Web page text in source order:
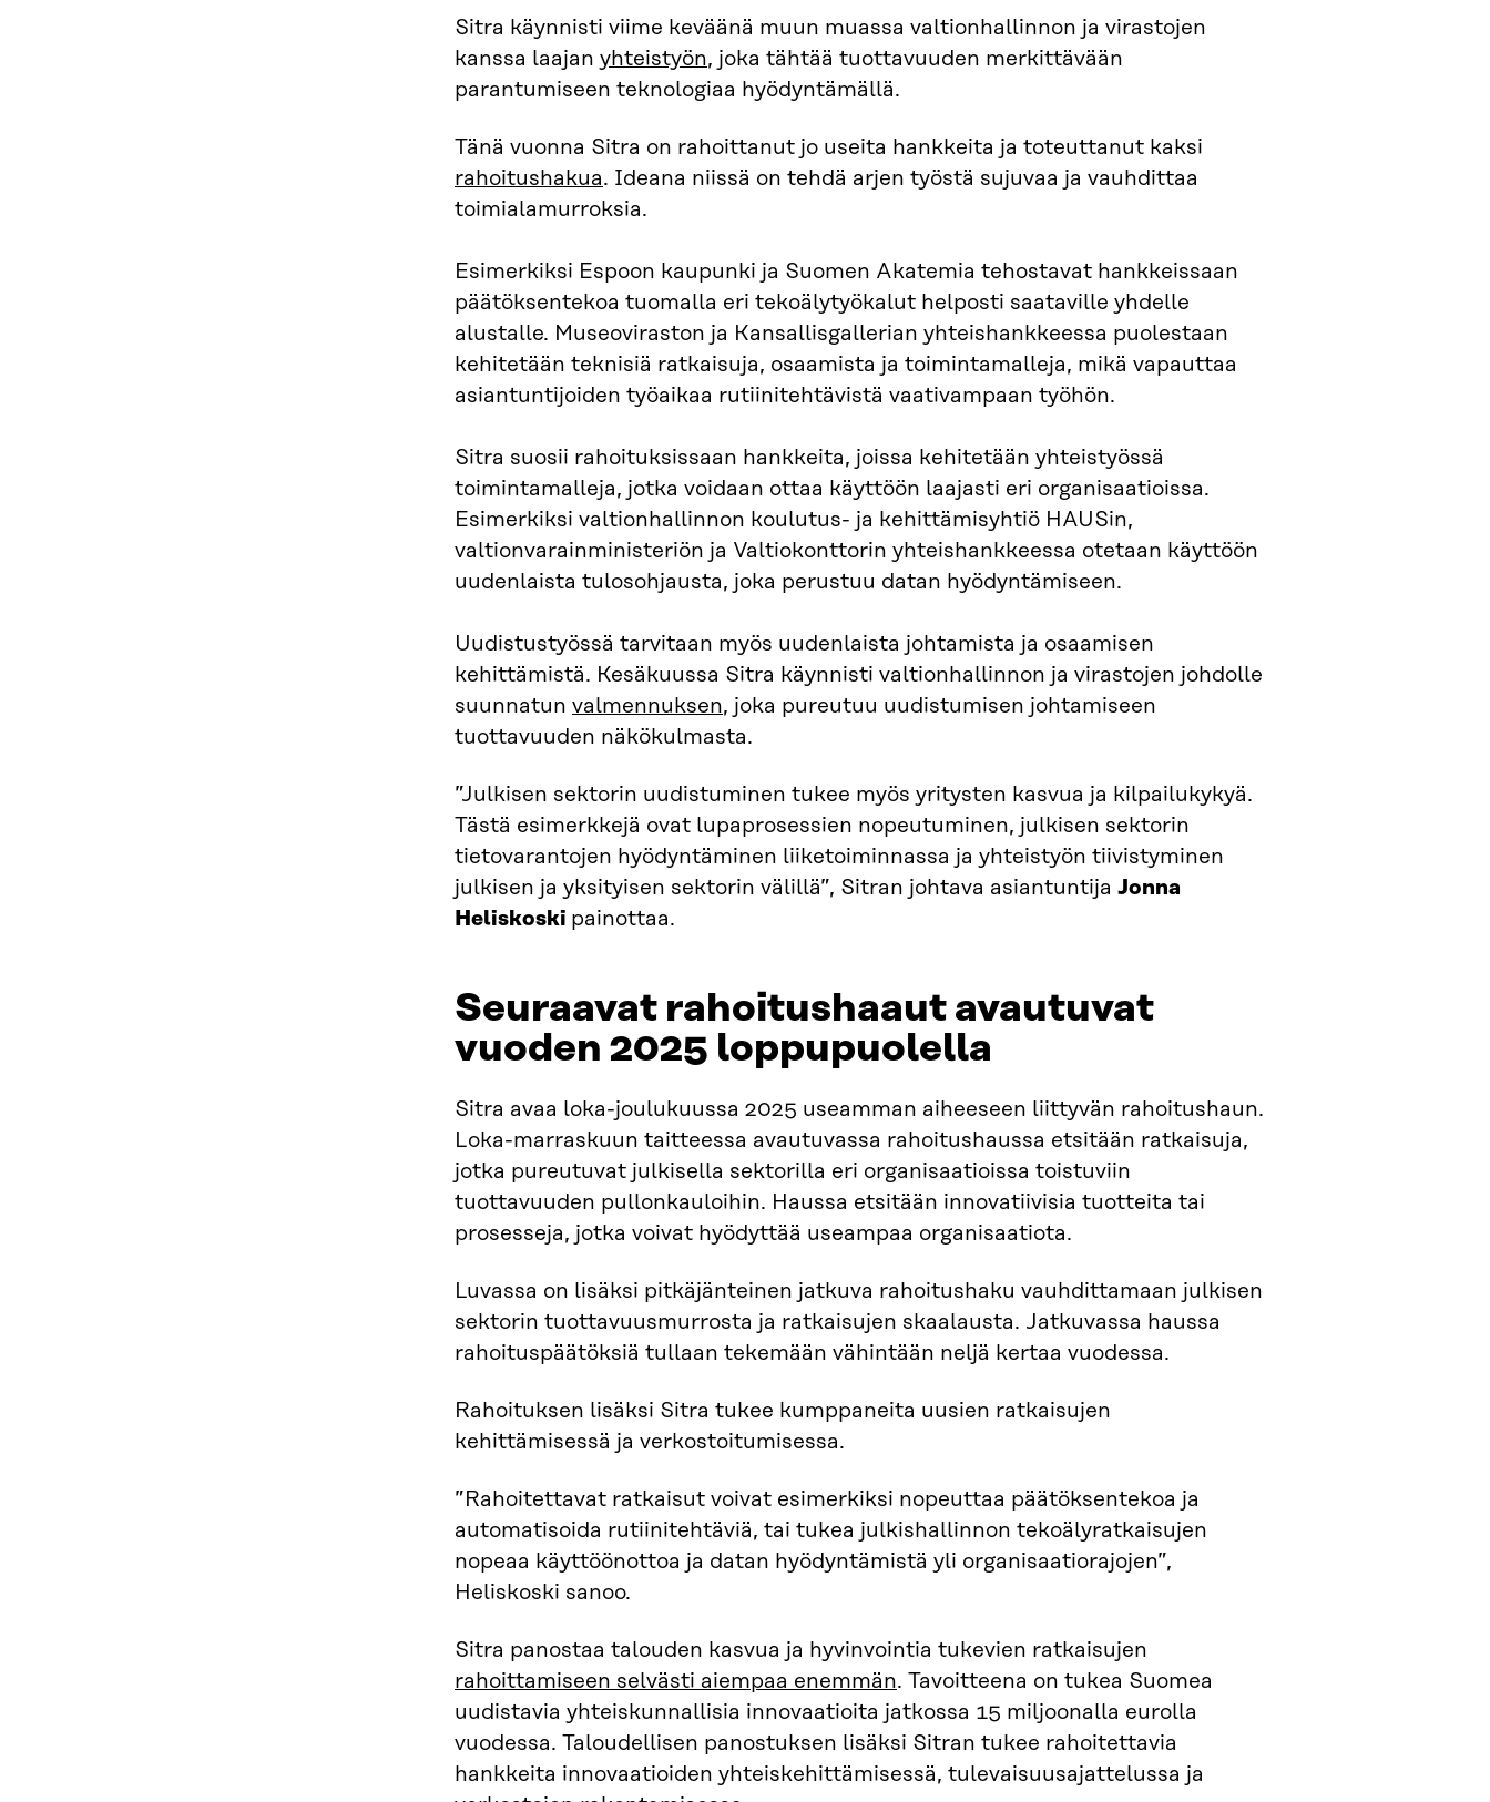
Sitra käynnisti viime keväänä muun muassa valtionhallinnon ja virastojen
kanssa laajan yhteistyön, joka tähtää tuottavuuden merkittävään
parantumiseen teknologiaa hyödyntämällä.
Tänä vuonna Sitra on rahoittanut jo useita hankkeita ja toteuttanut kaksi
rahoitushakua. Ideana niissä on tehdä arjen työstä sujuvaa ja vauhdittaa
toimialamurroksia.
Esimerkiksi Espoon kaupunki ja Suomen Akatemia tehostavat hankkeissaan
päätöksentekoa tuomalla eri tekoälytyökalut helposti saataville yhdelle
alustalle. Museoviraston ja Kansallisgallerian yhteishankkeessa puolestaan
kehitetään teknisiä ratkaisuja, osaamista ja toimintamalleja, mikä vapauttaa
asiantuntijoiden työaikaa rutiinitehtävistä vaativampaan työhön.
Sitra suosii rahoituksissaan hankkeita, joissa kehitetään yhteistyössä
toimintamalleja, jotka voidaan ottaa käyttöön laajasti eri organisaatioissa.
Esimerkiksi valtionhallinnon koulutus- ja kehittämisyhtiö HAUSin,
valtionvarainministeriön ja Valtiokonttorin yhteishankkeessa otetaan käyttöön
uudenlaista tulosohjausta, joka perustuu datan hyödyntämiseen.
Uudistustyössä tarvitaan myös uudenlaista johtamista ja osaamisen
kehittämistä. Kesäkuussa Sitra käynnisti valtionhallinnon ja virastojen johdolle
suunnatun valmennuksen, joka pureutuu uudistumisen johtamiseen
tuottavuuden näkökulmasta.
”Julkisen sektorin uudistuminen tukee myös yritysten kasvua ja kilpailukykyä.
Tästä esimerkkejä ovat lupaprosessien nopeutuminen, julkisen sektorin
tietovarantojen hyödyntäminen liiketoiminnassa ja yhteistyön tiivistyminen
julkisen ja yksityisen sektorin välillä”, Sitran johtava asiantuntija Jonna
Heliskoski painottaa.
Seuraavat rahoitushaaut avautuvat
vuoden 2025 loppupuolella
Sitra avaa loka-joulukuussa 2025 useamman aiheeseen liittyvän rahoitushaun.
Loka-marraskuun taitteessa avautuvassa rahoitushaussa etsitään ratkaisuja,
jotka pureutuvat julkisella sektorilla eri organisaatioissa toistuviin
tuottavuuden pullonkauloihin. Haussa etsitään innovatiivisia tuotteita tai
prosesseja, jotka voivat hyödyttää useampaa organisaatiota.
Luvassa on lisäksi pitkäjänteinen jatkuva rahoitushaku vauhdittamaan julkisen
sektorin tuottavuusmurrosta ja ratkaisujen skaalausta. Jatkuvassa haussa
rahoituspäätöksiä tullaan tekemään vähintään neljä kertaa vuodessa.
Rahoituksen lisäksi Sitra tukee kumppaneita uusien ratkaisujen
kehittämisessä ja verkostoitumisessa.
”Rahoitettavat ratkaisut voivat esimerkiksi nopeuttaa päätöksentekoa ja
automatisoida rutiinitehtäviä, tai tukea julkishallinnon tekoälyratkaisujen
nopeaa käyttöönottoa ja datan hyödyntämistä yli organisaatiorajojen”,
Heliskoski sanoo.
Sitra panostaa talouden kasvua ja hyvinvointia tukevien ratkaisujen
rahoittamiseen selvästi aiempaa enemmän. Tavoitteena on tukea Suomea
uudistavia yhteiskunnallisia innovaatioita jatkossa 15 miljoonalla eurolla
vuodessa. Taloudellisen panostuksen lisäksi Sitran tukee rahoitettavia
hankkeita innovaatioiden yhteiskehittämisessä, tulevaisuusajattelussa ja